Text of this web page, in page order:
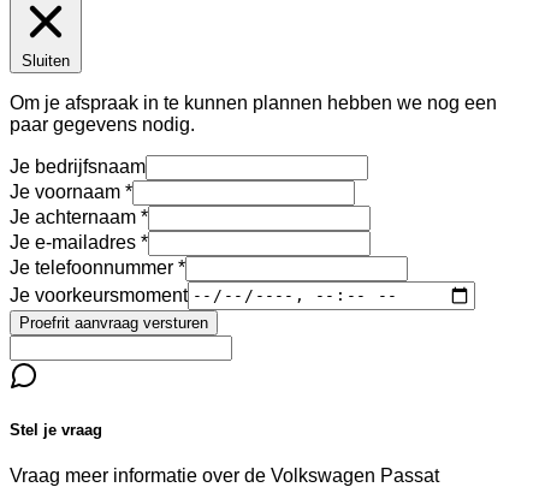
Sluiten
Om je afspraak in te kunnen plannen hebben we nog een
paar gegevens nodig.
Je bedrijfsnaam
Je voornaam
Je achternaam
Je e-mailadres
Je telefoonnummer
Je voorkeursmoment
Proefrit aanvraag versturen
Stel je vraag
Vraag meer informatie over de Volkswagen Passat